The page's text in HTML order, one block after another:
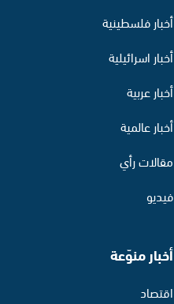
أخبار فلسطينية
أخبار اسرائيلية
أخبار عربية
أخبار عالمية
مقالات رأي
فيديو
أخبار منوّعة
اقتصاد